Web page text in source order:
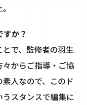
か？
で、監修者の羽生
からご指導・ご協
人なので、このド
スタンスで編集に